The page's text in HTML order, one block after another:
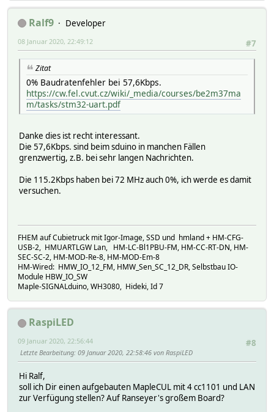
Ralf9
Developer
#7
08 Januar 2020, 22:49:12
Zitat
0% Baudratenfehler bei 57,6Kbps.
https://cw.fel.cvut.cz/wiki/_media/courses/be2m37ma
m/tasks/stm32-uart.pdf
Danke dies ist recht interessant.
Die 57,6Kbps. sind beim sduino in manchen Fällen
grenzwertig, z.B. bei sehr langen Nachrichten.
Die 115.2Kbps haben bei 72 MHz auch 0%, ich werde es damit
versuchen.
FHEM auf Cubietruck mit Igor-Image, SSD und hmland + HM-CFG-
USB-2, HMUARTLGW Lan, HM-LC-Bl1PBU-FM, HM-CC-RT-DN, HM-
SEC-SC-2, HM-MOD-Re-8, HM-MOD-Em-8
HM-Wired: HMW_IO_12_FM, HMW_Sen_SC_12_DR, Selbstbau IO-
Module HBW_IO_SW
Maple-SIGNALduino, WH3080, Hideki, Id 7
RaspiLED
#8
09 Januar 2020, 22:56:44
Letzte Bearbeitung: 09 Januar 2020, 22:58:46 von RaspiLED
Hi Ralf,
soll ich Dir einen aufgebauten MapleCUL mit 4 cc1101 und LAN
zur Verfügung stellen? Auf Ranseyer's großem Board?